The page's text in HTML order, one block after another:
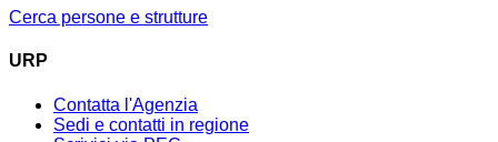
Cerca persone e strutture
URP
Contatta l'Agenzia
Sedi e contatti in regione